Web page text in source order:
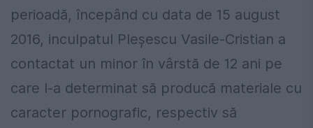
perioadă, începând cu data de 15 august
2016, inculpatul Pleşescu Vasile-Cristian a
contactat un minor în vârstă de 12 ani pe
care l-a determinat să producă materiale cu
caracter pornografic, respectiv să